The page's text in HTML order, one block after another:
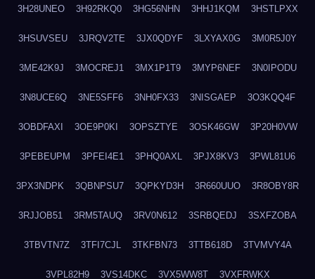
3H28UNEO 3H92RKQ0 3HG56NHN 3HHJ1KQM 3HSTLPXX
3HSUVSEU 3JRQV2TE 3JX0QDYF 3LXYAX0G 3M0R5J0Y
3ME42K9J 3MOCREJ1 3MX1P1T9 3MYP6NEF 3N0IPODU
3N8UCE6Q 3NE5SFF6 3NH0FX33 3NISGAEP 3O3KQQ4F
3OBDFAXI 3OE9P0KI 3OPSZTYE 3OSK46GW 3P20H0VW
3PEBEUPM 3PFEI4E1 3PHQ0AXL 3PJX8KV3 3PWL81U6
3PX3NDPK 3QBNPSU7 3QPKYD3H 3R660UUO 3R8OBY8R
3RJJOB51 3RM5TAUQ 3RV0N612 3SRBQEDJ 3SXFZOBA
3TBVTN7Z 3TFI7CJL 3TKFBN73 3TTB618D 3TVMVY4A
3VPL82H9 3VS14DKC 3VX5WW8T 3VXFRWKX